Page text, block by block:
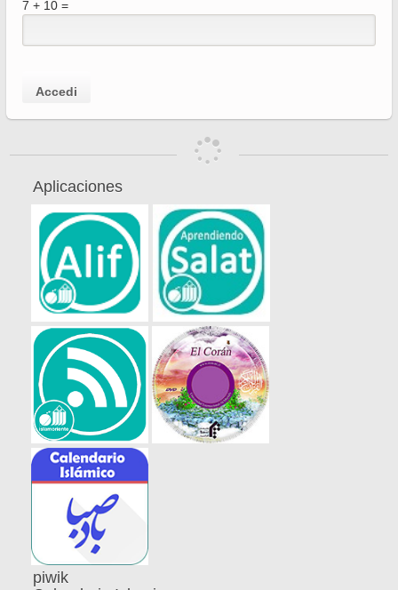
7 + 10 =
Aplicaciones
piwik